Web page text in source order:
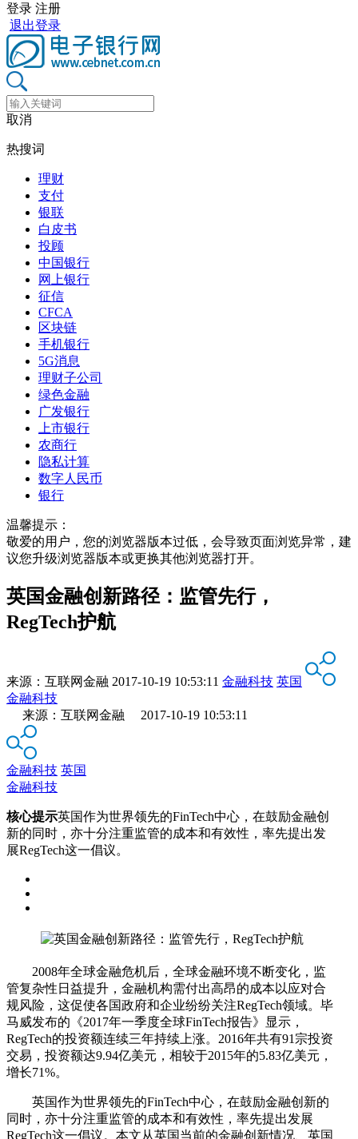
登录 注册
退出登录
取消
热搜词
理财
支付
银联
白皮书
投顾
中国银行
网上银行
征信
CFCA
区块链
手机银行
5G消息
理财子公司
绿色金融
广发银行
上市银行
农商行
隐私计算
数字人民币
银行
温馨提示：
敬爱的用户，您的浏览器版本过低，会导致页面浏览异常，建
议您升级浏览器版本或更换其他浏览器打开。
英国金融创新路径：监管先行，
RegTech护航
来源： 互联网金融 2017-10-19 10:53:11 金融科技 英国
金融科技
来源：互联网金融 2017-10-19 10:53:11
金融科技 英国
金融科技
核心提示英国作为世界领先的FinTech中心，在鼓励金融创
新的同时，亦十分注重监管的成本和有效性，率先提出发
展RegTech这一倡议。
2008年全球金融危机后，全球金融环境不断变化，监
管复杂性日益提升，金融机构需付出高昂的成本以应对合
规风险，这促使各国政府和企业纷纷关注RegTech领域。毕
马威发布的《2017年一季度全球FinTech报告》显示，
RegTech的投资额连续三年持续上涨。2016年共有91宗投资
交易，投资额达9.94亿美元，相较于2015年的5.83亿美元，
增长71%。
英国作为世界领先的FinTech中心，在鼓励金融创新的
同时，亦十分注重监管的成本和有效性，率先提出发展
RegTech这一倡议。本文从英国当前的金融创新情况、英国